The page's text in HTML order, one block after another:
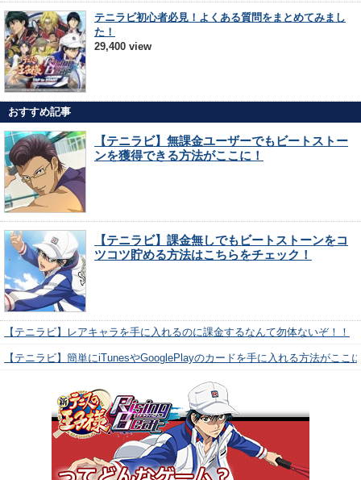
テニラビ初心者必見！よくある質問をまとめてみまし
た！
29,400 view
おすすめ記事
【テニラビ】無課金ユーザーでもビートストー
ンを獲得できる方法がここに！
【テニラビ】課金無しでもビートストーンをコ
ツコツ貯める方法はこちらをチェック！
【テニラビ】レアキャラを手に入れるのに課金するなんて勿体ないぞ！！
【テニラビ】簡単にiTunesやGooglePlayのカードを手に入れる方法がここ